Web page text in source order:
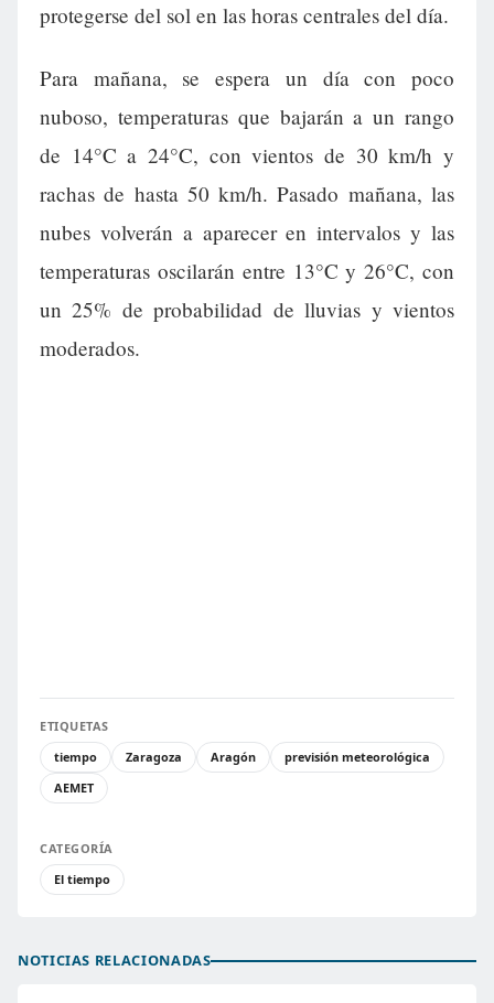
protegerse del sol en las horas centrales del día.
Para mañana, se espera un día con poco
nuboso, temperaturas que bajarán a un rango
de 14°C a 24°C, con vientos de 30 km/h y
rachas de hasta 50 km/h. Pasado mañana, las
nubes volverán a aparecer en intervalos y las
temperaturas oscilarán entre 13°C y 26°C, con
un 25% de probabilidad de lluvias y vientos
moderados.
ETIQUETAS
tiempo
Zaragoza Aragón
previsión meteorológica
AEMET
CATEGORÍA
El tiempo
NOTICIAS RELACIONADAS